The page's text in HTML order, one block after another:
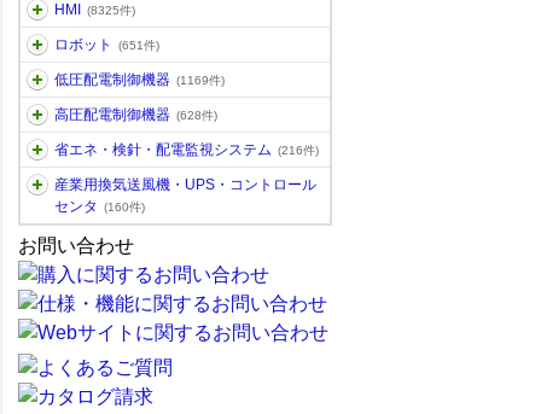
HMI (8325件)
ロボット (651件)
低圧配電制御機器 (1169件)
高圧配電制御機器 (628件)
省エネ・検針・配電監視システム (216件)
産業用換気送風機・UPS・コントロール
センタ
(160件)
お問い合わせ